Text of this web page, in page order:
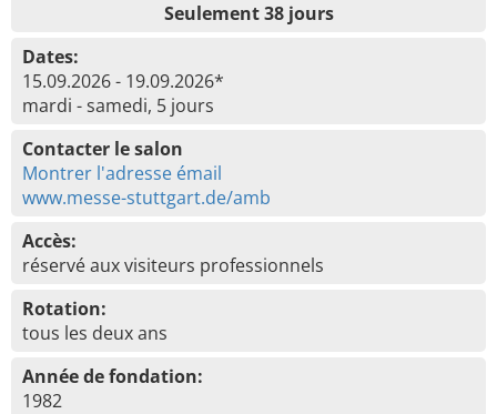
Seulement 38 jours
Dates:
15.09.2026 - 19.09.2026*
mardi - samedi, 5 jours
Contacter le salon
Montrer l'adresse émail
www.messe-stuttgart.de/amb
Accès:
réservé aux visiteurs professionnels
Rotation:
tous les deux ans
Année de fondation:
1982